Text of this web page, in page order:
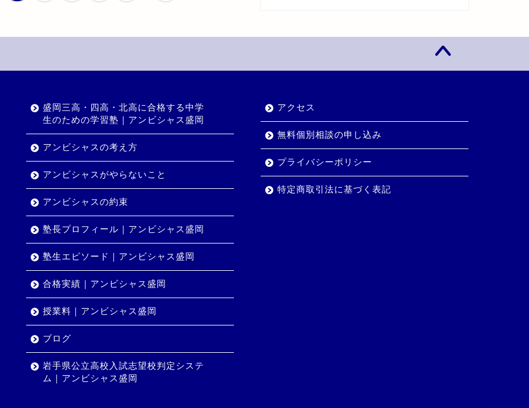
盛岡三高・四高・北高に合格する中学
生のための学習塾｜アンビシャス盛岡
アンビシャスの考え方
アンビシャスがやらないこと
アンビシャスの約束
塾長プロフィール｜アンビシャス盛岡
塾生エピソード｜アンビシャス盛岡
合格実績｜アンビシャス盛岡
授業料｜アンビシャス盛岡
ブログ
岩手県公立高校入試志望校判定システ
ム｜アンビシャス盛岡
アクセス
無料個別相談の申し込み
プライバシーポリシー
特定商取引法に基づく表記